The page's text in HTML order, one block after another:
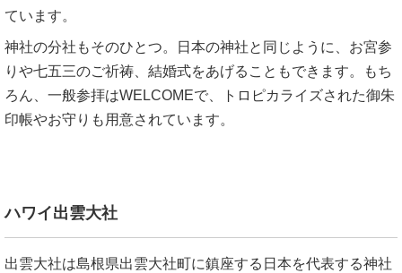
ています。
神社の分社もそのひとつ。日本の神社と同じように、お宮参
りや七五三のご祈祷、結婚式をあげることもできます。もち
ろん、一般参拝はWELCOMEで、トロピカライズされた御朱
印帳やお守りも用意されています。
ハワイ出雲大社
出雲大社は島根県出雲大社町に鎮座する日本を代表する神社